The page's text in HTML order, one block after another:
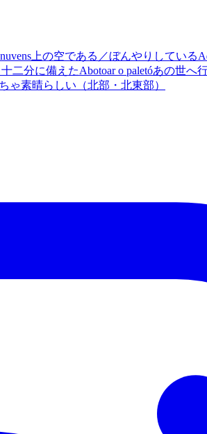
上の空である／ぼんやりしている
二分に備えたAbotoar o paletóあの世へ
ゃ素晴らしい（北部・北東部）